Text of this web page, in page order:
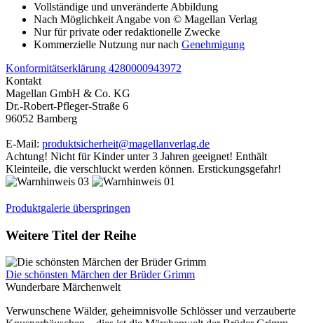
Vollständige und unveränderte Abbildung
Nach Möglichkeit Angabe von © Magellan Verlag
Nur für private oder redaktionelle Zwecke
Kommerzielle Nutzung nur nach Genehmigung
Konformitätserklärung 4280000943972
Kontakt
Magellan GmbH & Co. KG
Dr.-Robert-Pfleger-Straße 6
96052 Bamberg
E-Mail: produktsicherheit@magellanverlag.de
Achtung! Nicht für Kinder unter 3 Jahren geeignet! Enthält
Kleinteile, die verschluckt werden können. Erstickungsgefahr!
Produktgalerie überspringen
Weitere Titel der Reihe
Die schönsten Märchen der Brüder Grimm
Wunderbare Märchenwelt
Verwunschene Wälder, geheimnisvolle Schlösser und verzauberte